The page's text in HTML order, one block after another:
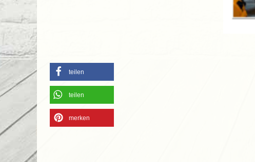
teilen
teilen
merken